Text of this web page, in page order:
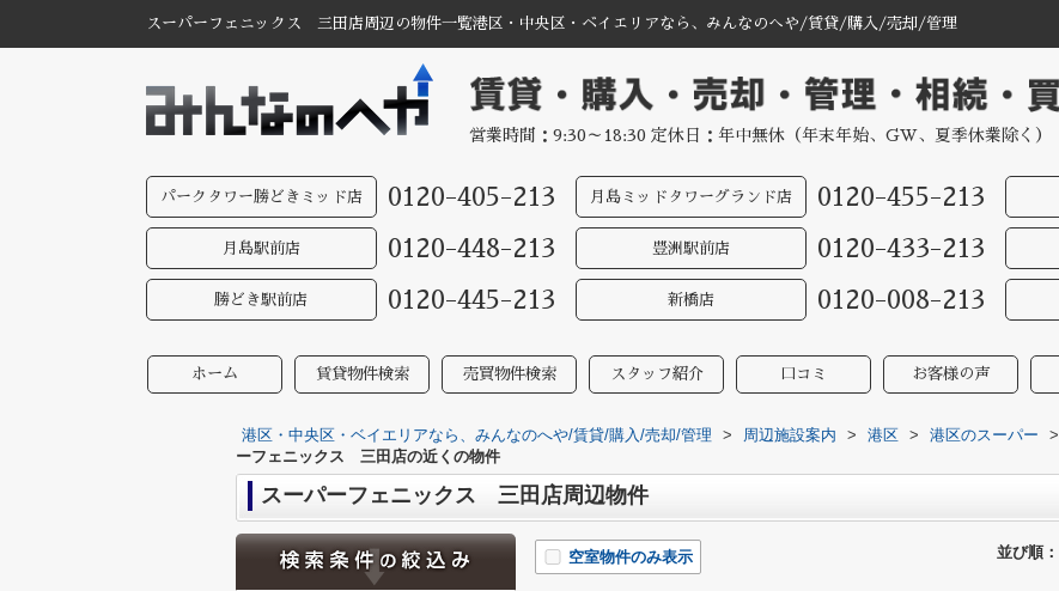
スーパーフェニックス 三田店周辺の物件一覧港区・中央区・ベイエリアなら、みんなのへや/賃貸/購入/売却/管理
営業時間：9:30～18:30 定休日：年中無休（年末年始、GW、夏季休業除く）
パークタワー勝どきミッド店 0120-405-213 月島ミッドタワーグランド店 0120-455-213
月島駅前店 0120-448-213 豊洲駅前店 0120-433-213
勝どき駅前店 0120-445-213 新橋店 0120-008-213
ホーム 賃貸物件検索 売買物件検索 スタッフ紹介 口コミ お客様の声
港区・中央区・ベイエリアなら、みんなのへや/賃貸/購入/売却/管理 > 周辺施設案内 > 港区 > 港区のスーパー >
ーフェニックス 三田店の近くの物件
スーパーフェニックス 三田店周辺物件
並び順：
空室物件のみ表示